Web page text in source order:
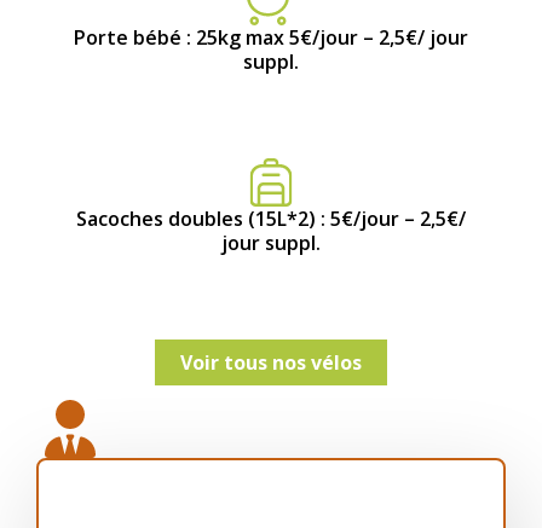
Porte bébé : 25kg max 5€/jour – 2,5€/ jour
suppl.
Sacoches doubles (15L*2) : 5€/jour – 2,5€/
jour suppl.
Voir tous nos vélos